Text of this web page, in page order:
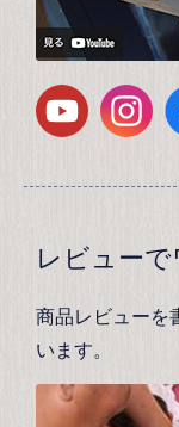
レビュー
商品レビューを
います。